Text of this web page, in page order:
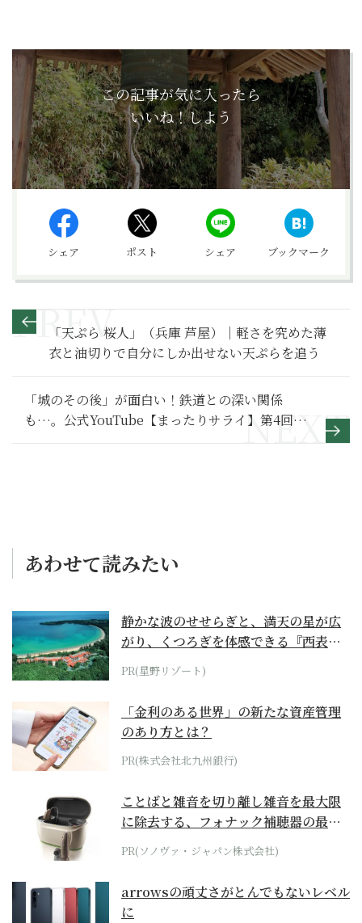
この記事が気に入ったら
いいね！しよう
シェア ポスト シェア ブックマーク
「天ぷら 桜人」（兵庫 芦屋）｜軽さを究めた薄
衣と油切りで自分にしか出せない天ぷらを追う
「城のその後」が面白い！鉄道との深い関係
も…。公式YouTube【まったりサライ】第4回配
信開始
あわせて読みたい
静かな波のせせらぎと、満天の星が広
がり、くつろぎを体感できる『西表島
ホテル by...
PR(星野リゾート)
「金利のある世界」の新たな資産管理
のあり方とは？
PR(株式会社北九州銀行)
ことばと雑音を切り離し雑音を最大限
に除去する、フォナック補聴器の最上
位モデル
PR(ソノヴァ・ジャパン株式会社)
arrowsの頑丈さがとんでもないレベル
に